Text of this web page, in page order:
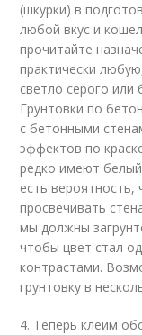
(шкурки) в
любой вкус и
прочитайте
практически
светло серого
Грунтовки по
с бетонными
эффектов по
редко имеют
есть вероятность,
просвечивать
мы должны
чтобы цвет стал
контрастами.
грунтовку в
4. Теперь клеим